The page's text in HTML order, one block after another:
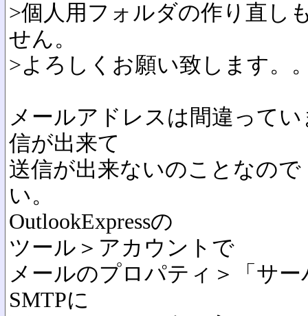
>個人用フォルダの作り直し
せん。
>よろしくお願い致します。
メールアドレスは間違って
信が出来て
送信が出来ないのことなの
い。
OutlookExpressの
ツール＞アカウントで
メールのプロパティ＞「サー
SMTPに